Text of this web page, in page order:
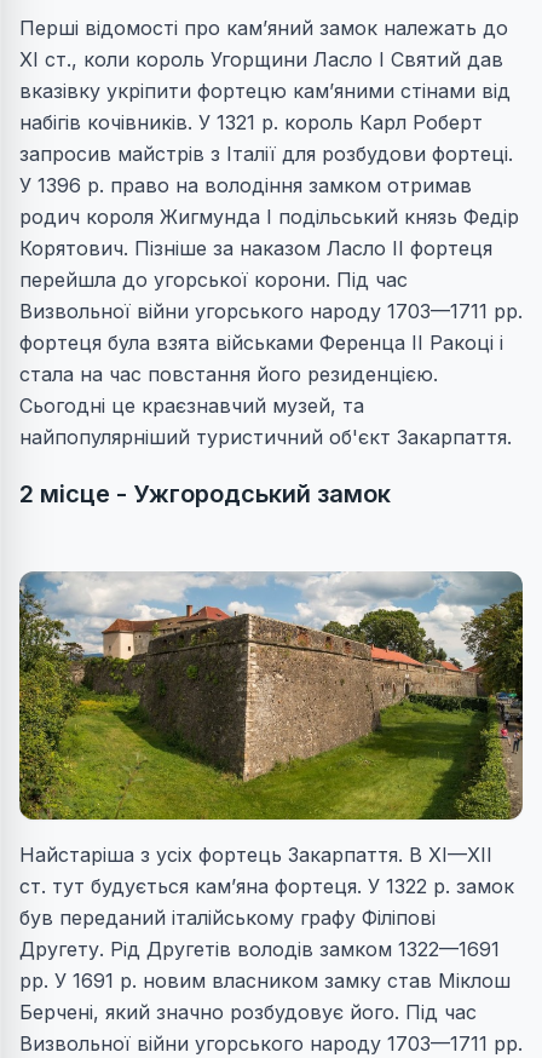
Перші відомості про кам’яний замок належать до
XI ст., коли король Угорщини Ласло І Святий дав
вказівку укріпити фортецю кам’яними стінами від
набігів кочівників. У 1321 р. король Карл Роберт
запросив майстрів з Італії для розбудови фортеці.
У 1396 р. право на володіння замком отримав
родич короля Жигмунда І подільський князь Федір
Корятович. Пізніше за наказом Ласло II фортеця
перейшла до угорської корони. Під час
Визвольної війни угорського народу 1703—1711 рр.
фортеця була взята військами Ференца II Ракоці і
стала на час повстання його резиденцією.
Сьогодні це краєзнавчий музей, та
найпопулярніший туристичний об'єкт Закарпаття.
2 місце - Ужгородський замок
Найстаріша з усіх фортець Закарпаття. В XI—XII
ст. тут будується кам’яна фортеця. У 1322 р. замок
був переданий італійському графу Філіпові
Другету. Рід Другетів володів замком 1322—1691
рр. У 1691 р. новим власником замку став Міклош
Берчені, який значно розбудовує його. Під час
Визвольної війни угорського народу 1703—1711 рр.